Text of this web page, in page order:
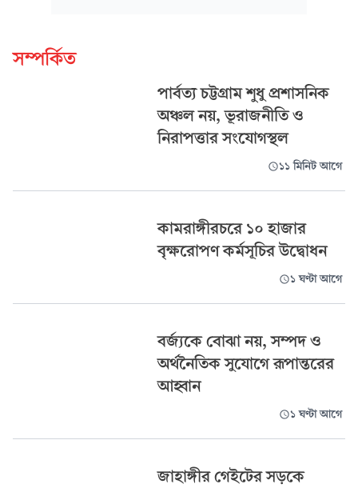
সম্পর্কিত
পার্বত্য চট্টগ্রাম শুধু প্রশাসনিক
অঞ্চল নয়, ভূরাজনীতি ও
নিরাপত্তার সংযোগস্থল
১১ মিনিট আগে
কামরাঙ্গীরচরে ১০ হাজার
বৃক্ষরোপণ কর্মসূচির উদ্বোধন
১ ঘণ্টা আগে
বর্জ্যকে বোঝা নয়, সম্পদ ও
অর্থনৈতিক সুযোগে রূপান্তরের
আহ্বান
১ ঘণ্টা আগে
জাহাঙ্গীর গেইটের সড়কে